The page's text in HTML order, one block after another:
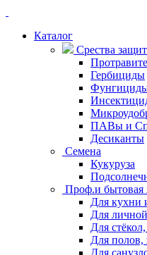
Каталог
Срества
Гербициды
ПАВы и
Десиканты
Семена
Кукуруза
Проф.и бытовая
Для кухни
Для
Для
Для
Для